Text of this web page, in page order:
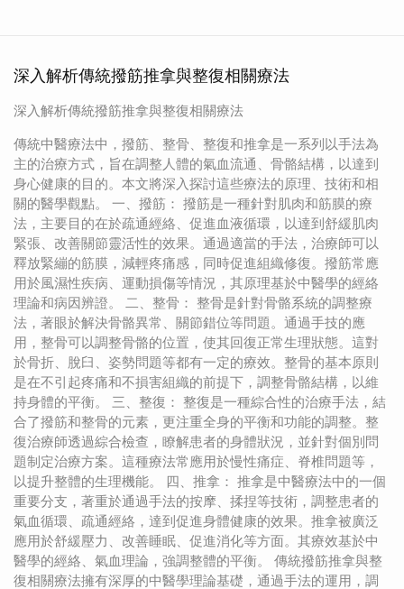
深入解析傳統撥筋推拿與整復相關療法
深入解析傳統撥筋推拿與整復相關療法
傳統中醫療法中，撥筋、整骨、整復和推拿是一系列以手法為
主的治療方式，旨在調整人體的氣血流通、骨骼結構，以達到
身心健康的目的。本文將深入探討這些療法的原理、技術和相
關的醫學觀點。 一、撥筋： 撥筋是一種針對肌肉和筋膜的療
法，主要目的在於疏通經絡、促進血液循環，以達到舒緩肌肉
緊張、改善關節靈活性的效果。通過適當的手法，治療師可以
釋放緊繃的筋膜，減輕疼痛感，同時促進組織修復。撥筋常應
用於風濕性疾病、運動損傷等情況，其原理基於中醫學的經絡
理論和病因辨證。 二、整骨： 整骨是針對骨骼系統的調整療
法，著眼於解決骨骼異常、關節錯位等問題。通過手技的應
用，整骨可以調整骨骼的位置，使其回復正常生理狀態。這對
於骨折、脫臼、姿勢問題等都有一定的療效。整骨的基本原則
是在不引起疼痛和不損害組織的前提下，調整骨骼結構，以維
持身體的平衡。 三、整復： 整復是一種綜合性的治療手法，結
合了撥筋和整骨的元素，更注重全身的平衡和功能的調整。整
復治療師透過綜合檢查，瞭解患者的身體狀況，並針對個別問
題制定治療方案。這種療法常應用於慢性痛症、脊椎問題等，
以提升整體的生理機能。 四、推拿： 推拿是中醫療法中的一個
重要分支，著重於通過手法的按摩、揉捏等技術，調整患者的
氣血循環、疏通經絡，達到促進身體健康的效果。推拿被廣泛
應用於舒緩壓力、改善睡眠、促進消化等方面。其療效基於中
醫學的經絡、氣血理論，強調整體的平衡。 傳統撥筋推拿與整
復相關療法擁有深厚的中醫學理論基礎，通過手法的運用，調